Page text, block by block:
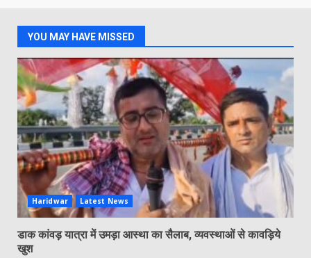
YOU MAY HAVE MISSED
Haridwar Latest News
डाक कांवड़ यात्रा में उमड़ा आस्था का सैलाब, व्यवस्थाओं से कावड़िये
खुश